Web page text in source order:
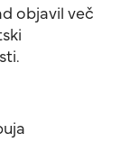
objavil več